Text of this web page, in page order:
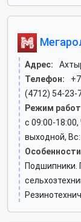
Адрес:
Телефон:
(4712) 54-23-
Режим
c 09:00-18:00,
выходной,
Подшипники.